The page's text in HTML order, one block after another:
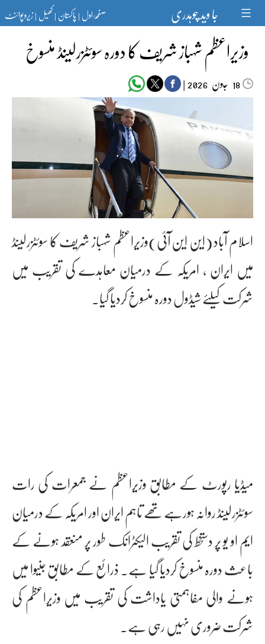
content جا وید چوہدری صفحۂ اول|پاکستان|کھیل|زیرو پوائنٹ
وزیراعظم شہباز شریف کا دورہ سوئٹزرلینڈ منسوخ
18 جون‬‮ |
اسلام آباد (این این آئی)وزیراعظم شہباز شریف کا سوئٹزرلینڈ
میں ایران ، امریکہ کے درمیان معاہدے کی تقریب میں
شرکت کیلئے شیڈول دورہ منسوخ کردیا گیا۔
میڈیا رپورٹ کے مطابق وزیراعظم نے جمعرات کی رات
سوئٹزرلینڈ روانہ ہورہے تھے تاہم ایران اور امریکہ کے درمیان
ایم او یو پر دستخط کی تقریب الیکٹرانک طور پر منعقد ہونے کے
باعث دورہ منسوخ کردیا گیا ہے۔ ذرائع کے مطابق جنیوا میں
ہونے والی مفاہمتی یاداشت کی تقریب میں وزیراعظم کی
شرکت ضروری نہیں رہی ہے۔